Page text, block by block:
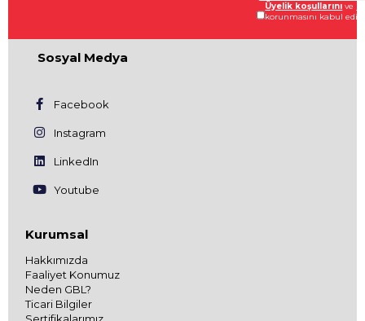
Üyelik koşullarını ve
korunmasını kabul
Sosyal Medya
Facebook
Instagram
LinkedIn
Youtube
Kurumsal
Hakkımızda
Faaliyet Konumuz
Neden GBL?
Ticari Bilgiler